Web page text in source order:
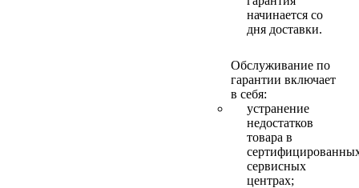
начинается со
дня доставки.
Обслуживание по
гарантии включает
в себя:
устранение
недостатков
товара в
сервисных
центрах;